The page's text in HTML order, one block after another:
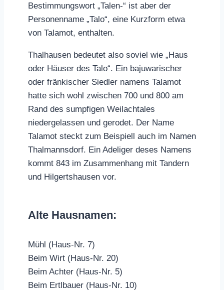
Bestimmungswort „Talen-“ ist aber der
Personenname „Talo“, eine Kurzform etwa
von Talamot, enthalten.
Thalhausen bedeutet also soviel wie „Haus
oder Häuser des Talo“. Ein bajuwarischer
oder fränkischer Siedler namens Talamot
hatte sich wohl zwischen 700 und 800 am
Rand des sumpfigen Weilachtales
niedergelassen und gerodet. Der Name
Talamot steckt zum Beispiell auch im Namen
Thalmannsdorf. Ein Adeliger deses Namens
kommt 843 im Zusammenhang mit Tandern
und Hilgertshausen vor.
Alte Hausnamen:
Mühl (Haus-Nr. 7)
Beim Wirt (Haus-Nr. 20)
Beim Achter (Haus-Nr. 5)
Beim Ertlbauer (Haus-Nr. 10)